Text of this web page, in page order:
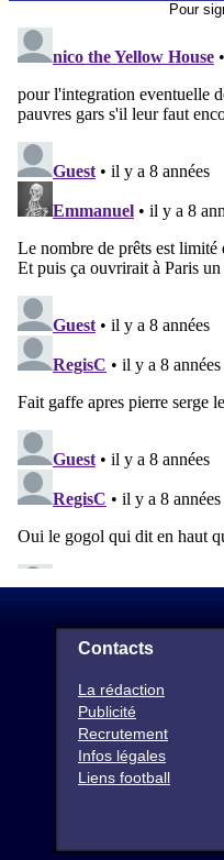
Pour
Contacts
La rédaction
Publicité
Recrutement
Infos légales
Liens football